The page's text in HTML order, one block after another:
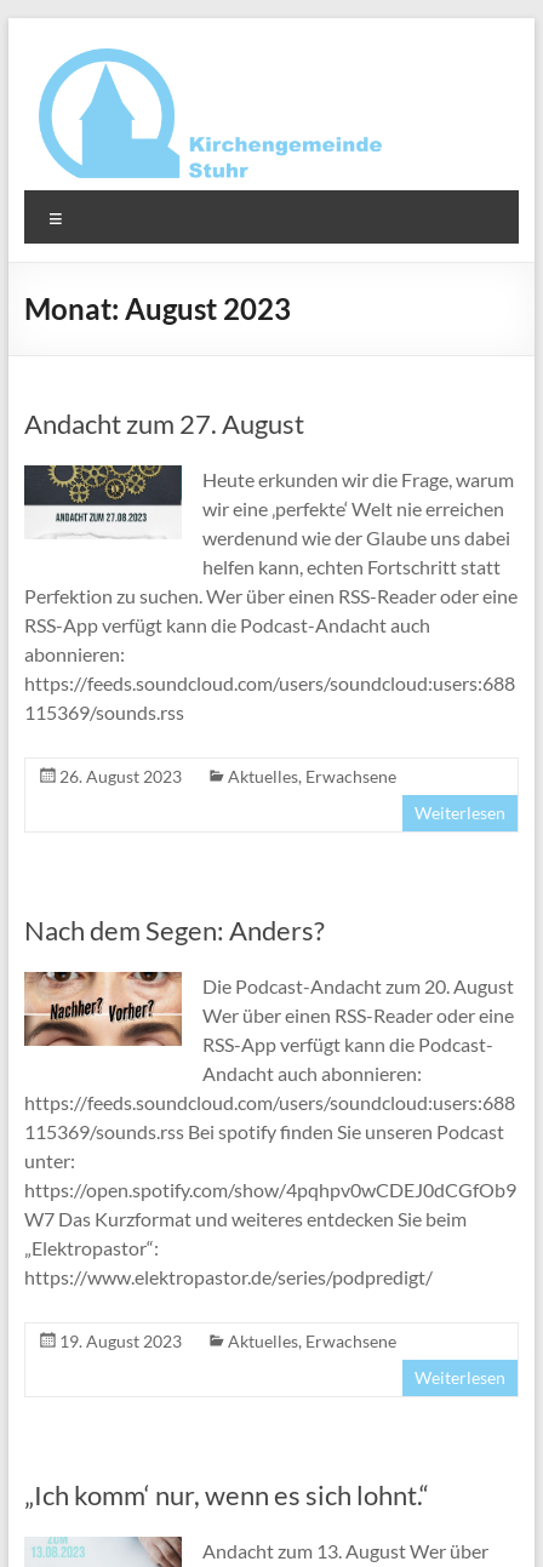
springen
Ev.-
luth.
Kirchengemeinde
Monat: August 2023
Andacht zum 27. August
Heute erkunden wir die Frage, warum
wir eine ‚perfekte‘ Welt nie erreichen
werdenund wie der Glaube uns dabei
helfen kann, echten Fortschritt statt
Perfektion zu suchen. Wer über einen RSS-Reader oder eine
RSS-App verfügt kann die Podcast-Andacht auch
abonnieren:
https://feeds.soundcloud.com/users/soundcloud:users:688
115369/sounds.rss
26. August 2023 Aktuelles, Erwachsene
Weiterlesen
Nach dem Segen: Anders?
Die Podcast-Andacht zum 20. August
Wer über einen RSS-Reader oder eine
RSS-App verfügt kann die Podcast-
Andacht auch abonnieren:
https://feeds.soundcloud.com/users/soundcloud:users:688
115369/sounds.rss Bei spotify finden Sie unseren Podcast
unter:
https://open.spotify.com/show/4pqhpv0wCDEJ0dCGfOb9
W7 Das Kurzformat und weiteres entdecken Sie beim
„Elektropastor“:
https://www.elektropastor.de/series/podpredigt/
19. August 2023 Aktuelles, Erwachsene
Weiterlesen
„Ich komm‘ nur, wenn es sich lohnt.“
Andacht zum 13. August Wer über